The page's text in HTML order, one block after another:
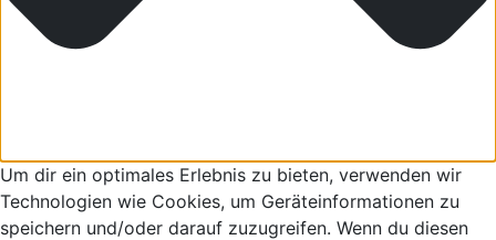
Um dir ein optimales Erlebnis zu bieten, verwenden wir
Technologien wie Cookies, um Geräteinformationen zu
speichern und/oder darauf zuzugreifen. Wenn du diesen